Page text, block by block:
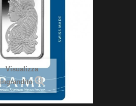
Visualizza
ingrandito